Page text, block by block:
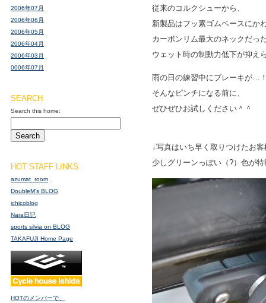
従来のコルクシューから、
新製品はフッ素ゴムベースにか
カーボンリム最大のネックだっ
ウェット時の制動力低下が抑え
雨の日の練習中にブレーキが…
そんなピンチになる前に、
ぜひぜひお試しください＾＾
↓写真はいち早く取りつけたお
少しグリーンっぽい（?）色が
2006年07月
2006年06月
2006年05月
2006年04月
2006年03月
0006年07月
SEARCH
Search this home:
HOT STAFF LINKS
azumat_room
DoubleM's BLOG
ichicoblog
Nara日記
sports silvia on BLOG
TAKAFUJI Home Page
HOTのメンバーで、